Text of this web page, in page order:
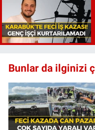
Bunlar da ilginizi